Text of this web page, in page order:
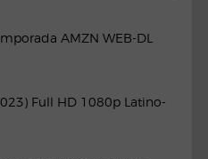
AMZN WEB-DL
Full HD 1080p Latino-